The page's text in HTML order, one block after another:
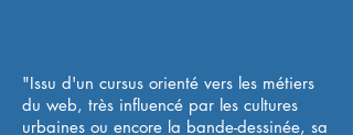
"Issu d'un cursus orienté vers les métiers
du web, très influencé par les cultures
urbaines ou encore la bande-dessinée, sa